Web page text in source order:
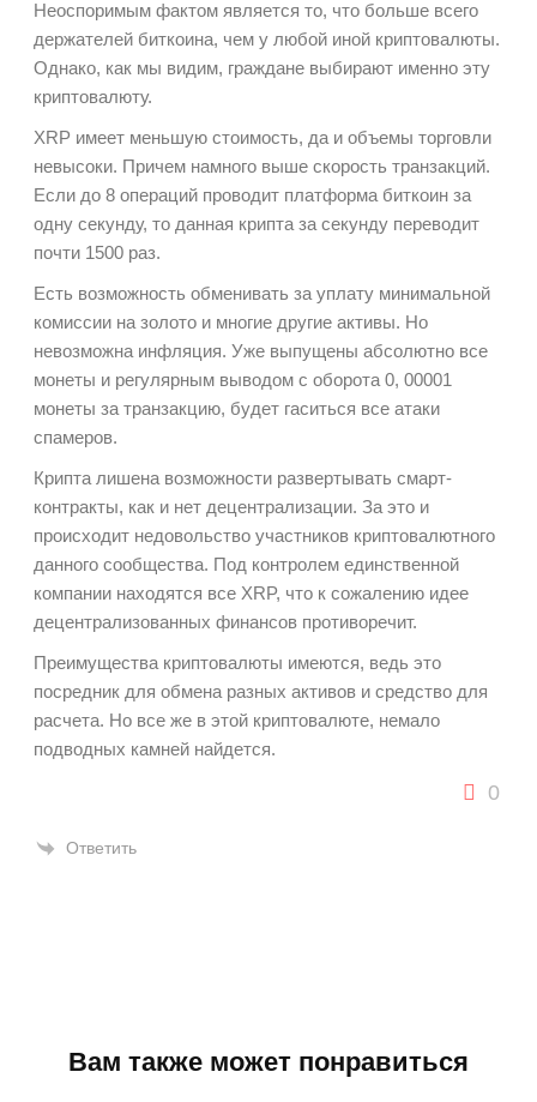
Неоспоримым фактом является то, что больше всего
держателей биткоина, чем у любой иной криптовалюты.
Однако, как мы видим, граждане выбирают именно эту
криптовалюту.
XRP имеет меньшую стоимость, да и объемы торговли
невысоки. Причем намного выше скорость транзакций.
Если до 8 операций проводит платформа биткоин за
одну секунду, то данная крипта за секунду переводит
почти 1500 раз.
Есть возможность обменивать за уплату минимальной
комиссии на золото и многие другие активы. Но
невозможна инфляция. Уже выпущены абсолютно все
монеты и регулярным выводом с оборота 0, 00001
монеты за транзакцию, будет гаситься все атаки
спамеров.
Крипта лишена возможности развертывать смарт-
контракты, как и нет децентрализации. За это и
происходит недовольство участников криптовалютного
данного сообщества. Под контролем единственной
компании находятся все XRP, что к сожалению идее
децентрализованных финансов противоречит.
Преимущества криптовалюты имеются, ведь это
посредник для обмена разных активов и средство для
расчета. Но все же в этой криптовалюте, немало
подводных камней найдется.
0
Ответить
Вам также может понравиться